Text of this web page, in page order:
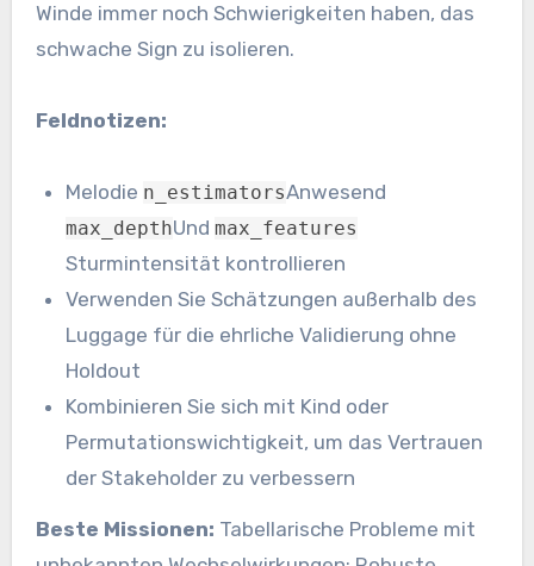
Winde immer noch Schwierigkeiten haben, das
schwache Sign zu isolieren.
Feldnotizen:
Melodie n_estimatorsAnwesend
max_depthUndmax_features
Sturmintensität kontrollieren
Verwenden Sie Schätzungen außerhalb des
Luggage für die ehrliche Validierung ohne
Holdout
Kombinieren Sie sich mit Kind oder
Permutationswichtigkeit, um das Vertrauen
der Stakeholder zu verbessern
Beste Missionen: Tabellarische Probleme mit